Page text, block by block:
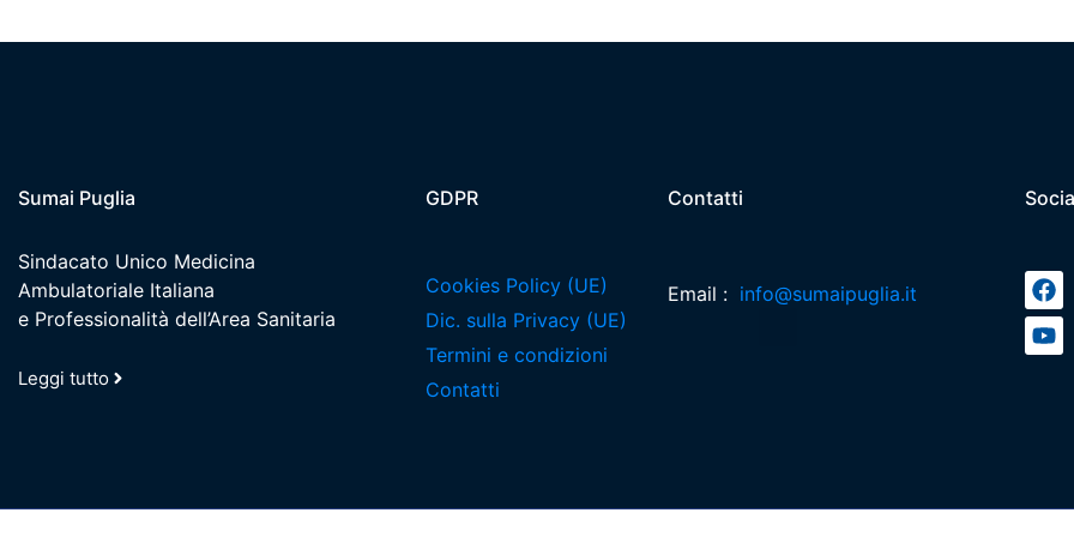
Sumai Puglia
Sindacato Unico Medicina
Ambulatoriale Italiana
e Professionalità dell’Area Sanitaria
Leggi tutto
GDPR
Cookies Policy (UE)
Dic. sulla Privacy (UE)
Termini e condizioni
Contatti
Contatti
Email : info@sumaipuglia.it